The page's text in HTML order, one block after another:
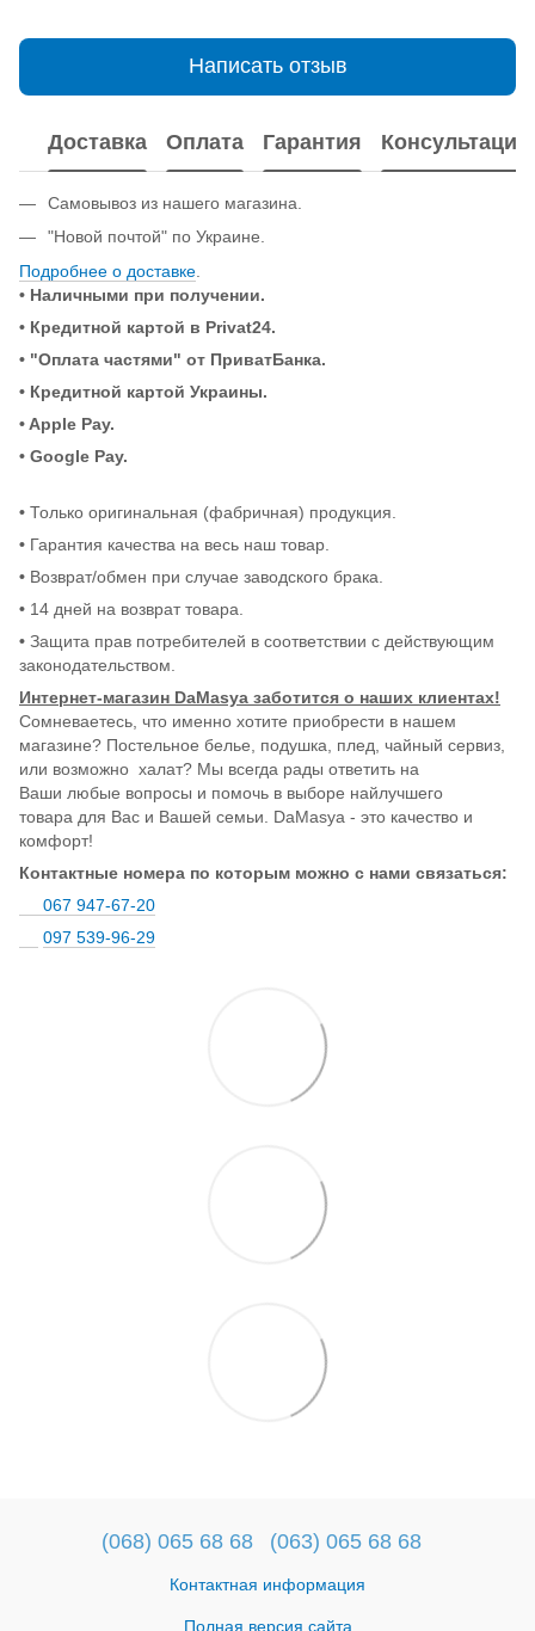
Написать отзыв
Доставка Оплата Гарантия Консультация
Самовывоз из нашего магазина.
"Новой почтой" по Украине.
Подробнее о доставке
• Наличными при получении.
• Кредитной картой в Privat24.
• "Оплата частями" от ПриватБанка.
• Кредитной картой Украины.
• Apple Pay.
• Google Pay.
• Только оригинальная (фабричная) продукция.
• Гарантия качества на весь наш товар.
• Возврат/обмен при случае заводского брака.
• 14 дней на возврат товара.
• Защита прав потребителей в соответствии с действующим
законодательством.
Интернет-магазин DaMasya заботится о наших клиентах!
Сомневаетесь, что именно хотите приобрести в нашем
магазине? Постельное белье, подушка, плед, чайный сервиз,
или возможно халат? Мы всегда рады ответить на
Ваши любые вопросы и помочь в выборе найлучшего
товара для Вас и Вашей семьи. DaMasya - это качество и
комфорт!
Контактные номера по которым можно с нами связаться:
067 947-67-20
097 539-96-29
(068) 065 68 68 (063) 065 68 68
Контактная информация
Полная версия сайта